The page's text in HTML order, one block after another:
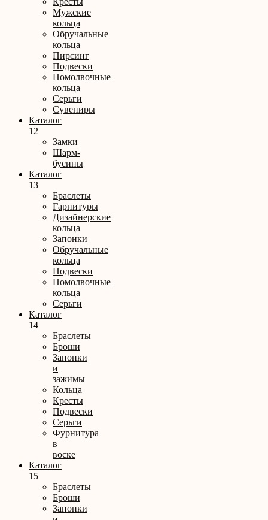
Мужские
кольца
Обручальные
кольца
Пирсинг
Подвески
Помолвочные
кольца
Серьги
Сувениры
Каталог
12
Замки
Шарм-
бусины
Каталог
13
Браслеты
Гарнитуры
Дизайнерские
кольца
Запонки
Обручальные
кольца
Подвески
Помолвочные
кольца
Серьги
Каталог
14
Браслеты
Броши
Запонки
и
зажимы
Кольца
Кресты
Подвески
Серьги
Фурнитура
в
воске
Каталог
15
Браслеты
Броши
Запонки